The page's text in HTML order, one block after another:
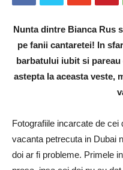
Nunta dintre Bianca Rus
pe fanii cantaretei! In
barbatului iubit si
astepta la aceasta veste,
Fotografiile incarcate de cei
vacanta petrecuta in Dubai
doi ar fi probleme. Primele